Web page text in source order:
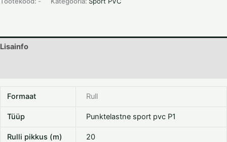
Lisainfo
Formaat Rull
Tüüp Punktelastne sport pvc P1
Rulli pikkus (m) 20